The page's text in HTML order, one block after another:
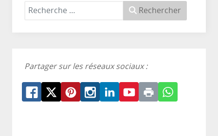
Rechercher
Partager sur les réseaux sociaux :